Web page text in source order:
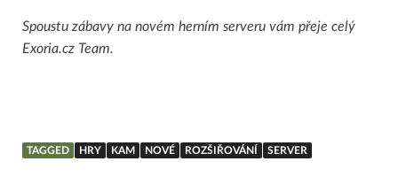
Spoustu zábavy na novém herním serveru vám přeje celý
Exoria.cz Team.
TAGGED HRY KAM NOVÉ ROZŠIŘOVÁNÍ SERVER